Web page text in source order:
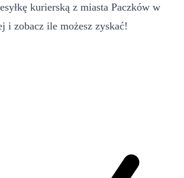
kurierską z miasta Paczków w
i zobacz ile możesz zyskać!